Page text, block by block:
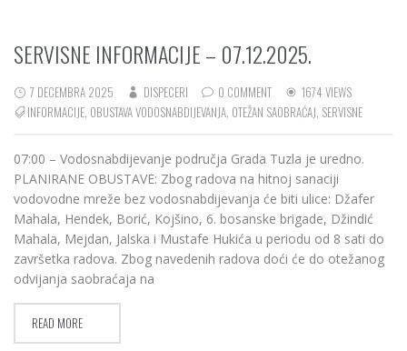
SERVISNE INFORMACIJE – 07.12.2025.
7 DECEMBRA 2025 DISPECERI 0 COMMENT
1674 VIEWS
INFORMACIJE OBUSTAVA VODOSNABDIJEVANJA OTEŽAN SAOBRAĆAJ SERVISNE
07:00 – Vodosnabdijevanje područja Grada Tuzla je uredno.
PLANIRANE OBUSTAVE: Zbog radova na hitnoj sanaciji
vodovodne mreže bez vodosnabdijevanja će biti ulice: Džafer
Mahala, Hendek, Borić, Kojšino, 6. bosanske brigade, Džindić
Mahala, Mejdan, Jalska i Mustafe Hukića u periodu od 8 sati do
završetka radova. Zbog navedenih radova doći će do otežanog
odvijanja saobraćaja na
READ MORE